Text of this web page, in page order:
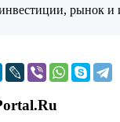
рынок и